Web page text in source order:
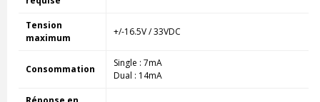
Tension
maximum
+/-16.5V / 33VDC
Consommation
Single : 7mA
Dual : 14mA